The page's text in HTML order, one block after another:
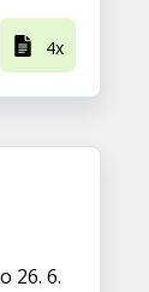
4x
26. 6.